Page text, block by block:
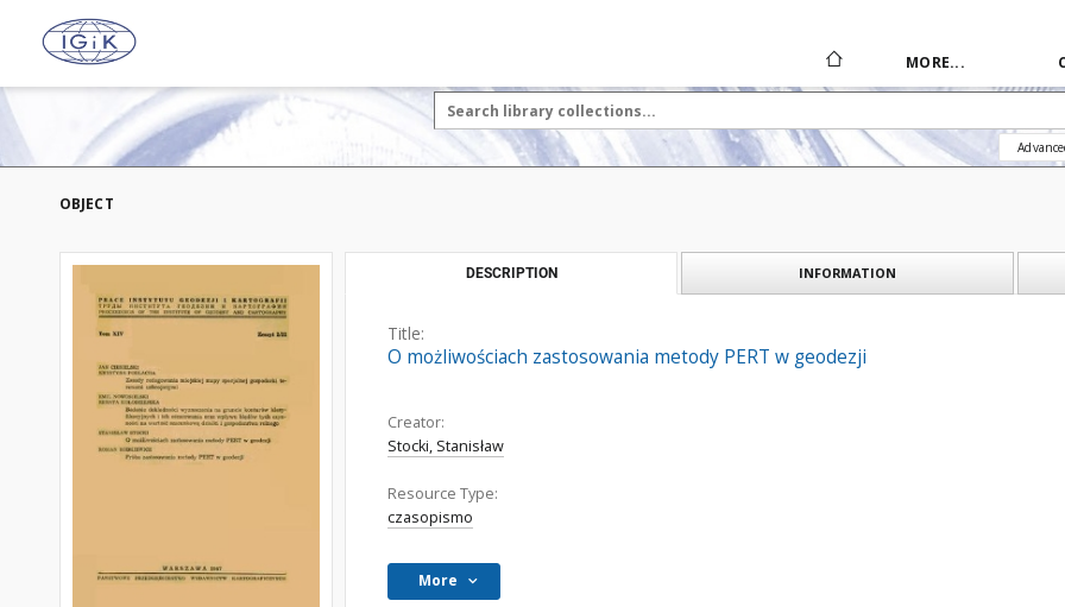
MORE...
OBJECT
DESCRIPTION INFORMATION
Title:
O możliwościach zastosowania metody PERT w geodezji
Creator:
Stocki, Stanisław
Resource Type:
czasopismo
More